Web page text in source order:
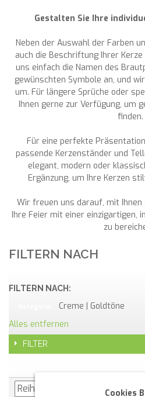
Gestalten Sie Ihre
Neben der Auswahl der Farben
auch die Beschriftung Ihrer
uns einfach die Namen des
gewünschten Symbole an, und
um. Für längere Sprüche oder
Ihnen gerne zur Verfügung, um
finden.
Für eine perfekte
passende Kerzenständer und
elegant, modern oder
Ergänzung, um Ihre Kerzen
Wir freuen uns darauf, mit
Ihre Feier mit einer einzigartigen,
zu
FILTERN NACH
FILTERN NACH:
Creme | Goldtöne
Alles entfernen
FILTER
Cookies